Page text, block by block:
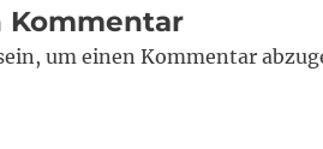
Kommentar
um einen Kommentar